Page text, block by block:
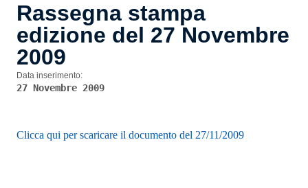
Rassegna stampa
edizione del 27 Novembre
2009
Data inserimento:
27 Novembre 2009
Clicca qui per scaricare il documento del 27/11/2009